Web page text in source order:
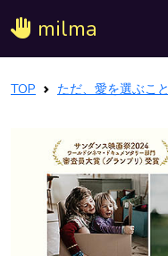
milma
TOP ただ、愛を選ぶこと